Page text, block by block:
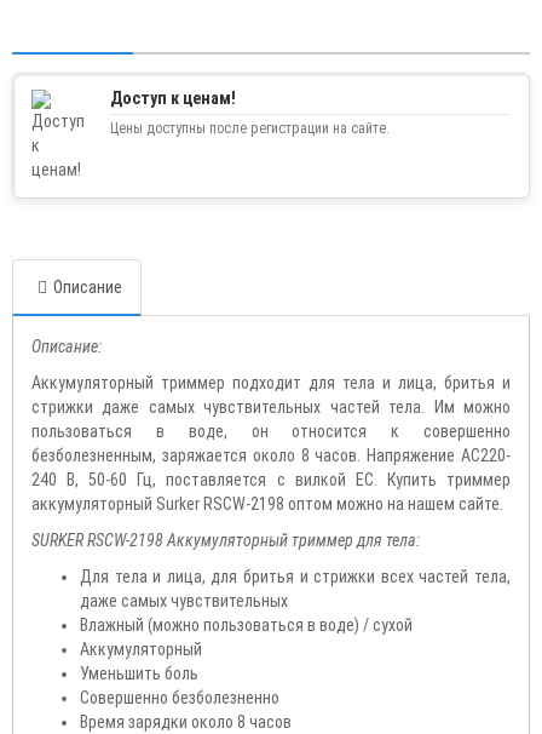
Доступ к ценам!
Цены доступны после регистрации на сайте.
Описание
Описание:
Аккумуляторный триммер подходит для тела и лица, бритья и
стрижки даже самых чувствительных частей тела. Им можно
пользоваться в воде, он относится к совершенно
безболезненным, заряжается около 8 часов. Напряжение AC220-
240 В, 50-60 Гц, поставляется с вилкой ЕС. Купить триммер
аккумуляторный Surker RSCW-2198 оптом можно на нашем сайте.
SURKER RSCW-2198 Аккумуляторный триммер для тела:
Для тела и лица, для бритья и стрижки всех частей тела,
даже самых чувствительных
Влажный (можно пользоваться в воде) / сухой
Аккумуляторный
Уменьшить боль
Совершенно безболезненно
Время зарядки около 8 часов